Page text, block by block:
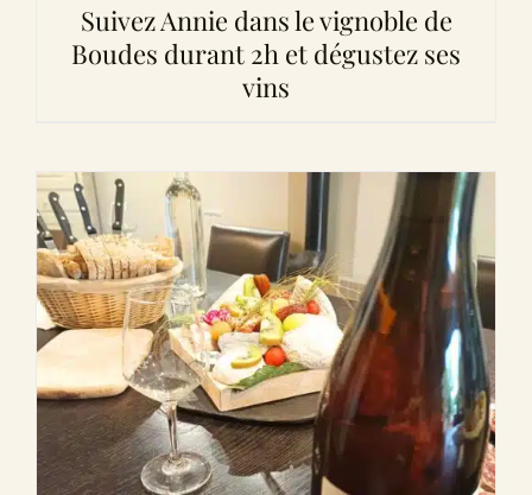
Suivez Annie dans le vignoble de
Boudes durant 2h et dégustez ses
vins